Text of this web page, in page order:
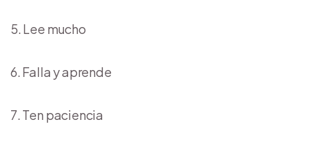
Lee mucho
Falla y aprende
Ten paciencia